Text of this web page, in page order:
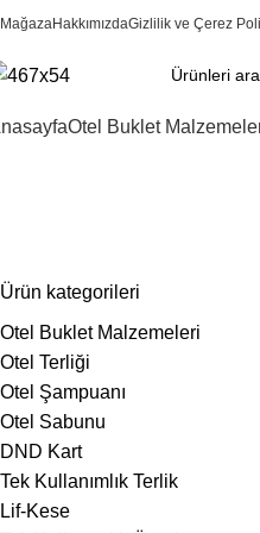
MağazaHakkımızdaGizlilik ve Çerez
Otel Buklet
Ürün kategorileri
Otel Buklet Malzemeleri
Otel Terliği
Otel Şampuanı
Otel Sabunu
DND Kart
Tek Kullanımlık Terlik
Lif-Kese